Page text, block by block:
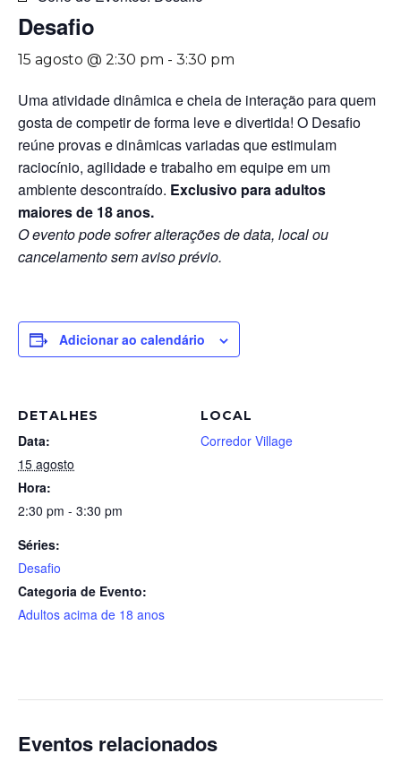
Desafio
15 agosto @ 2:30 pm - 3:30 pm
Uma atividade dinâmica e cheia de interação para quem
gosta de competir de forma leve e divertida! O Desafio
reúne provas e dinâmicas variadas que estimulam
raciocínio, agilidade e trabalho em equipe em um
ambiente descontraído. Exclusivo para adultos
maiores de 18 anos.
O evento pode sofrer alterações de data, local ou
cancelamento sem aviso prévio.
Adicionar ao calendário
DETALHES
Data:
15 agosto
Hora:
2:30 pm - 3:30 pm
Séries:
Desafio
Categoria de Evento:
Adultos acima de 18 anos
LOCAL
Corredor Village
Eventos relacionados